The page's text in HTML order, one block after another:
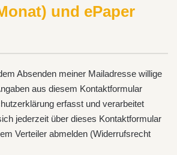
und ePaper
Absenden meiner Mailadresse willige
aus diesem Kontaktformular
erfasst und verarbeitet
jederzeit über dieses Kontaktformular
Verteiler abmelden (Widerrufsrecht